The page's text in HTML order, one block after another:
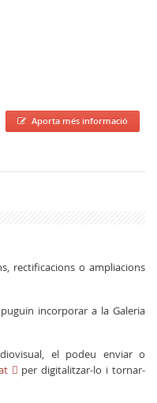
Aporta més informació
rectificacions o ampliacions
incorporar a la Galeria
el podeu enviar o
per digitalitzar-lo i tornar-